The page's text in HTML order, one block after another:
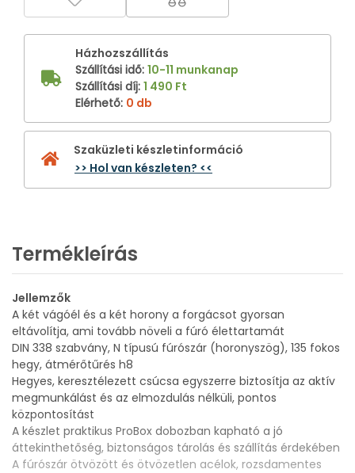
Házhozszállítás
Szállítási idő: 10-11 munkanap
Szállítási díj: 1 490 Ft
Elérhető: 0 db
Szaküzleti készletinformáció
>> Hol van készleten? <<
Termékleírás
Jellemzők
A két vágóél és a két horony a forgácsot gyorsan
eltávolítja, ami tovább növeli a fúró élettartamát
DIN 338 szabvány, N típusú fúrószár (horonyszög), 135 fokos
hegy, átmérőtűrés h8
Hegyes, keresztélezett csúcsa egyszerre biztosítja az aktív
megmunkálást és az elmozdulás nélküli, pontos
központosítást
A készlet praktikus ProBox dobozban kapható a jó
áttekinthetőség, biztonságos tárolás és szállítás érdekében
A fúrószár ötvözött és ötvözetlen acélok, rozsdamentes